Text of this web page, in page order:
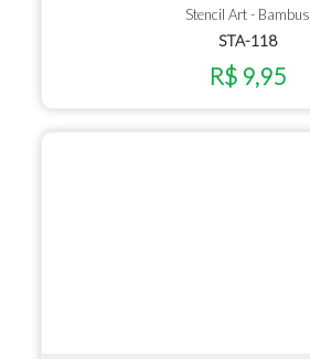
Stencil Art - Bambus
STA-118
R$ 9,95